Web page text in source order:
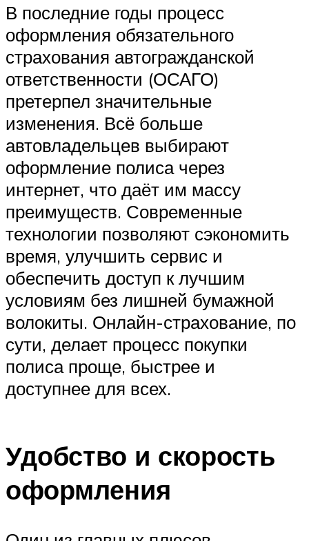
В последние годы процесс
оформления обязательного
страхования автогражданской
ответственности (ОСАГО)
претерпел значительные
изменения. Всё больше
автовладельцев выбирают
оформление полиса через
интернет, что даёт им массу
преимуществ. Современные
технологии позволяют сэкономить
время, улучшить сервис и
обеспечить доступ к лучшим
условиям без лишней бумажной
волокиты. Онлайн-страхование, по
сути, делает процесс покупки
полиса проще, быстрее и
доступнее для всех.
Удобство и скорость
оформления